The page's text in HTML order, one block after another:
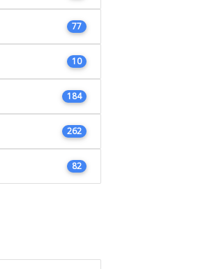
77
10
184
262
82